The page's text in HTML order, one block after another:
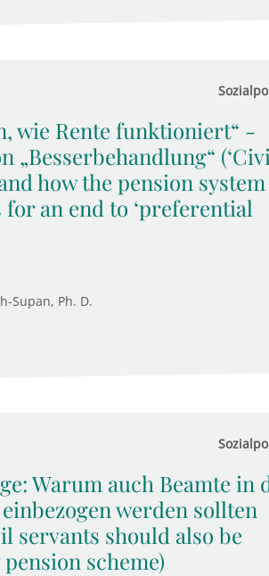
wie Rente funktioniert“ -
„Besserbehandlung“
how the pension system
an end to ‘preferential
Supan, Ph. D.
Warum auch Beamte in
werden sollten
servants should also be
scheme)